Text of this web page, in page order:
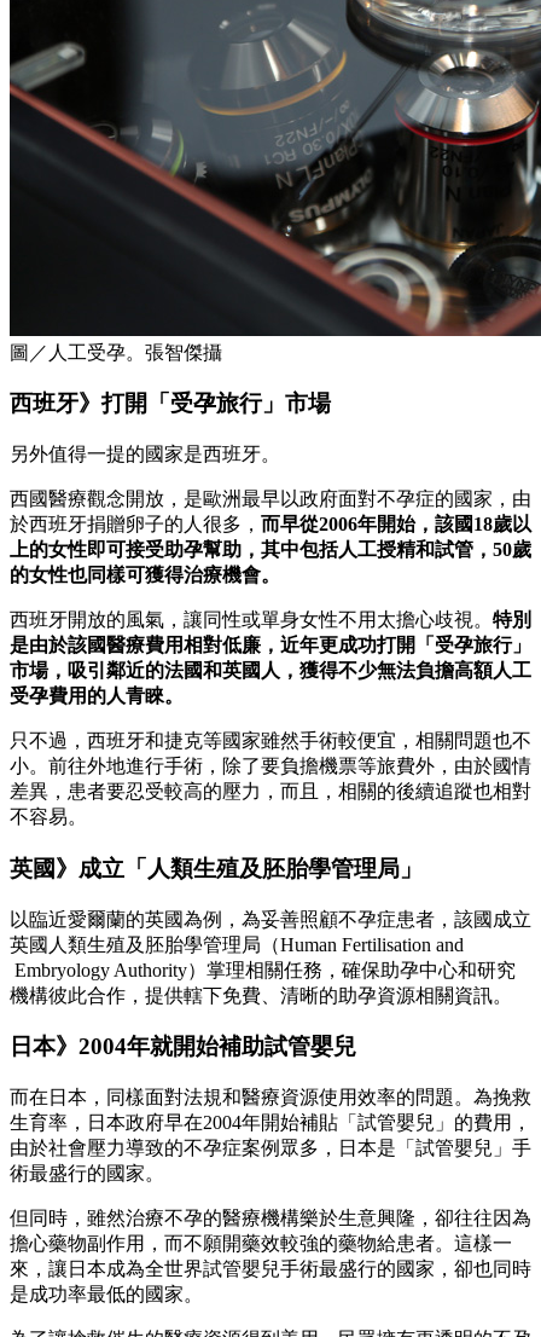
圖／人工受孕。張智傑攝
西班牙》打開「受孕旅行」市場
另外值得一提的國家是西班牙。
西國醫療觀念開放，是歐洲最早以政府面對不孕症的國家，由
於西班牙捐贈卵子的人很多， 而早從2006年開始，該國18歲以
上的女性即可接受助孕幫助，其中包括人工授精和試管，50歲
的女性也同樣可獲得治療機會。
西班牙開放的風氣，讓同性或單身女性不用太擔心歧視。 特別
是由於該國醫療費用相對低廉，近年更成功打開「受孕旅行」
市場，吸引鄰近的法國和英國人，獲得不少無法負擔高額人工
受孕費用的人青睞。
只不過，西班牙和捷克等國家雖然手術較便宜，相關問題也不
小。前往外地進行手術，除了要負擔機票等旅費外，由於國情
差異，患者要忍受較高的壓力，而且，相關的後續追蹤也相對
不容易。
英國》成立「人類生殖及胚胎學管理局」
以臨近愛爾蘭的英國為例，為妥善照顧不孕症患者，該國成立
英國人類生殖及胚胎學管理局（Human Fertilisation and
Embryology Authority）掌理相關任務，確保助孕中心和研究
機構彼此合作，提供轄下免費、清晰的助孕資源相關資訊。
日本》2004年就開始補助試管嬰兒
而在日本，同樣面對法規和醫療資源使用效率的問題。為挽救
生育率，日本政府早在2004年開始補貼「試管嬰兒」的費用，
由於社會壓力導致的不孕症案例眾多，日本是「試管嬰兒」手
術最盛行的國家。
但同時，雖然治療不孕的醫療機構樂於生意興隆，卻往往因為
擔心藥物副作用，而不願開藥效較強的藥物給患者。這樣一
來，讓日本成為全世界試管嬰兒手術最盛行的國家，卻也同時
是成功率最低的國家。